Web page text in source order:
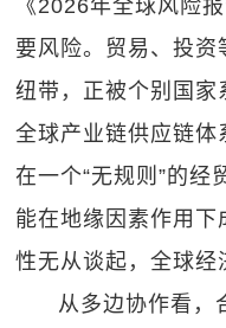
《2026年全球风险
要风险。贸易、投
纽带，正被个别国家
全球产业链供应链体
在一个“无规则”的经
能在地缘因素作用
性无从谈起，全球经
从多边协作看，